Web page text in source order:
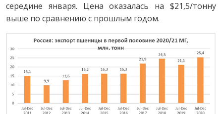
середине января. Цена оказалась на $21,5/тонну
выше по сравнению с прошлым годом.